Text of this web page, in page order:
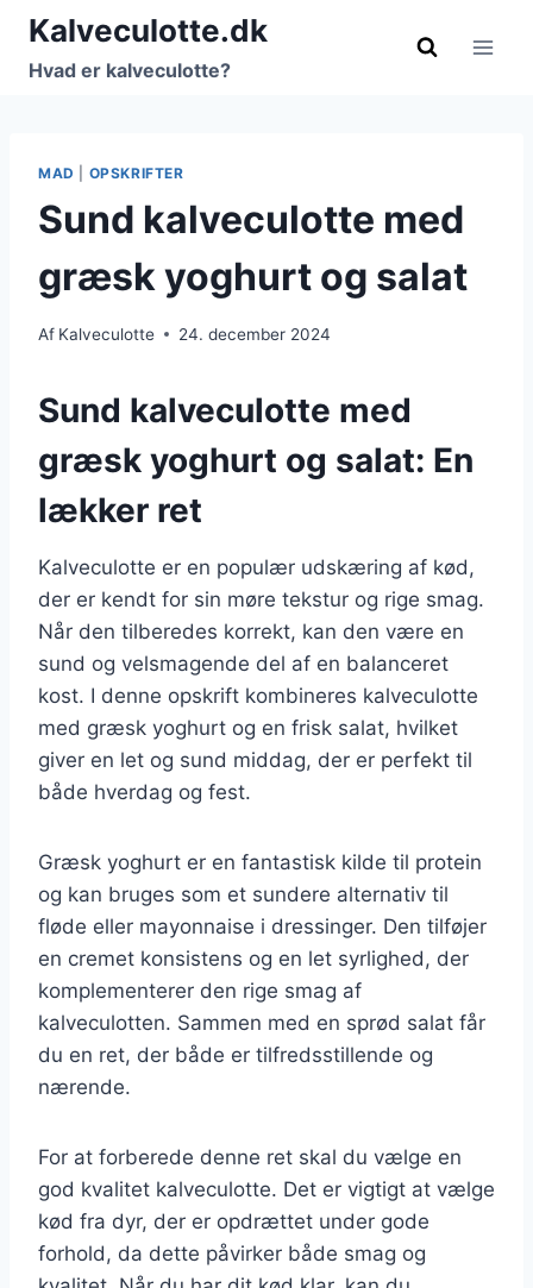
Fortsæt
indhold
Kalveculotte.dk
Hvad er kalveculotte?
MAD OPSKRIFTER
Sund kalveculotte med
græsk yoghurt og salat
Af Kalveculotte 24. december 2024
Sund kalveculotte med
græsk yoghurt og salat: En
lækker ret
Kalveculotte er en populær udskæring af kød,
der er kendt for sin møre tekstur og rige smag.
Når den tilberedes korrekt, kan den være en
sund og velsmagende del af en balanceret
kost. I denne opskrift kombineres kalveculotte
med græsk yoghurt og en frisk salat, hvilket
giver en let og sund middag, der er perfekt til
både hverdag og fest.
Græsk yoghurt er en fantastisk kilde til protein
og kan bruges som et sundere alternativ til
fløde eller mayonnaise i dressinger. Den tilføjer
en cremet konsistens og en let syrlighed, der
komplementerer den rige smag af
kalveculotten. Sammen med en sprød salat får
du en ret, der både er tilfredsstillende og
nærende.
For at forberede denne ret skal du vælge en
god kvalitet kalveculotte. Det er vigtigt at vælge
kød fra dyr, der er opdrættet under gode
forhold, da dette påvirker både smag og